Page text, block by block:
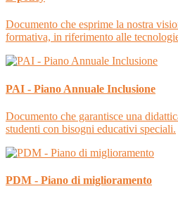
Documento che esprime la nostra
formativa, in riferimento alle
PAI - Piano Annuale Inclusione
Documento che garantisce una
studenti con bisogni educativi speciali.
PDM - Piano di miglioramento